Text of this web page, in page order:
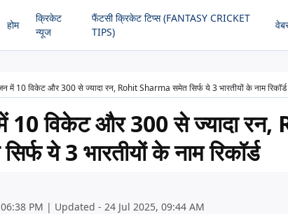
होम
क्रिकेट
न्यूज
फैंटसी क्रिकेट टिप्स (FANTASY CRICKET
TIPS)
में 10 विकेट और 300 से ज्यादा रन, Rohit Sharma समेत सिर्फ ये 3 भारतीयों के नाम रिकॉर्ड
10 विकेट और 300 से ज्यादा रन,
ये 3 भारतीयों के नाम रिकॉर्ड
PM | Updated - 24 Jul 2025, 09:44 AM